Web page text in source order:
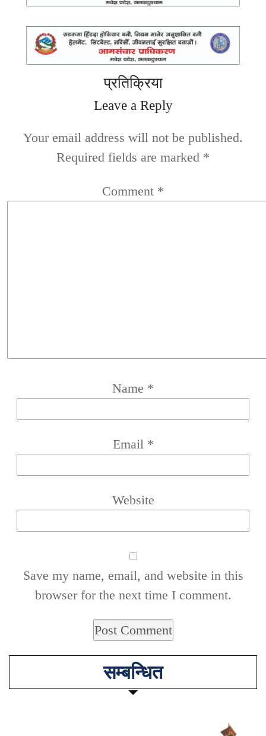
प्रतिक्रिया
Leave a Reply
Your email address will not be published.
Required fields are marked *
Comment *
Name *
Email *
Website
Save my name, email, and website in this
browser for the next time I comment.
सम्बन्धित